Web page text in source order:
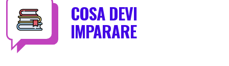
COSA DEVI
IMPARARE